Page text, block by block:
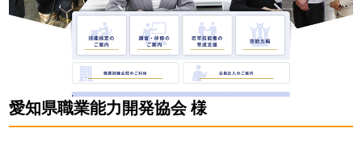
愛知県職業能力開発協会 様